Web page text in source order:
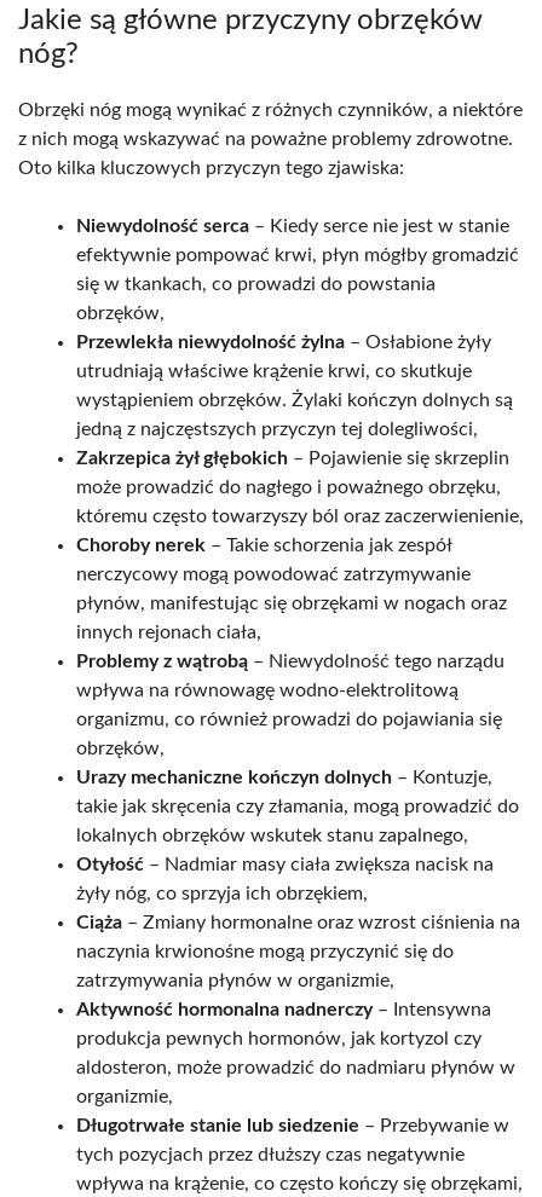
Jakie są główne przyczyny obrzęków
nóg?
Obrzęki nóg mogą wynikać z różnych czynników, a niektóre
z nich mogą wskazywać na poważne problemy zdrowotne.
Oto kilka kluczowych przyczyn tego zjawiska:
Niewydolność serca – Kiedy serce nie jest w stanie
efektywnie pompować krwi, płyn mógłby gromadzić
się w tkankach, co prowadzi do powstania
obrzęków,
Przewlekła niewydolność żylna – Osłabione żyły
utrudniają właściwe krążenie krwi, co skutkuje
wystąpieniem obrzęków. Żylaki kończyn dolnych są
jedną z najczęstszych przyczyn tej dolegliwości,
Zakrzepica żył głębokich – Pojawienie się skrzeplin
może prowadzić do nagłego i poważnego obrzęku,
któremu często towarzyszy ból oraz zaczerwienienie,
Choroby nerek – Takie schorzenia jak zespół
nerczycowy mogą powodować zatrzymywanie
płynów, manifestując się obrzękami w nogach oraz
innych rejonach ciała,
Problemy z wątrobą – Niewydolność tego narządu
wpływa na równowagę wodno-elektrolitową
organizmu, co również prowadzi do pojawiania się
obrzęków,
Urazy mechaniczne kończyn dolnych – Kontuzje,
takie jak skręcenia czy złamania, mogą prowadzić do
lokalnych obrzęków wskutek stanu zapalnego,
Otyłość – Nadmiar masy ciała zwiększa nacisk na
żyły nóg, co sprzyja ich obrzękiem,
Ciąża – Zmiany hormonalne oraz wzrost ciśnienia na
naczynia krwionośne mogą przyczynić się do
zatrzymywania płynów w organizmie,
Aktywność hormonalna nadnerczy– Intensywna
produkcja pewnych hormonów, jak kortyzol czy
aldosteron, może prowadzić do nadmiaru płynów w
organizmie,
Długotrwałe stanie lub siedzenie – Przebywanie w
tych pozycjach przez dłuższy czas negatywnie
wpływa na krążenie, co często kończy się obrzękami,